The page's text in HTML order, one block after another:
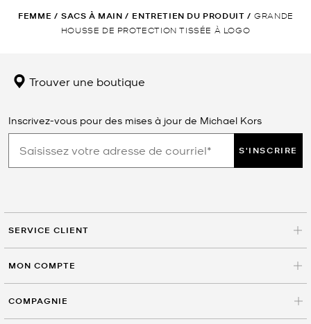
FEMME / SACS À MAIN / ENTRETIEN DU PRODUIT / GRANDE
HOUSSE DE PROTECTION TISSÉE À LOGO
Trouver une boutique
Inscrivez-vous pour des mises à jour de Michael Kors
S'INSCRIRE
SERVICE CLIENT
MON COMPTE
COMPAGNIE